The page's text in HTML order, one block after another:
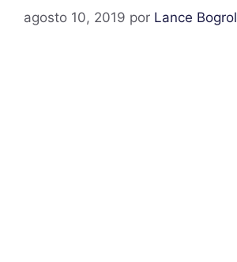
agosto 10, 2019 por Lance Bogrol